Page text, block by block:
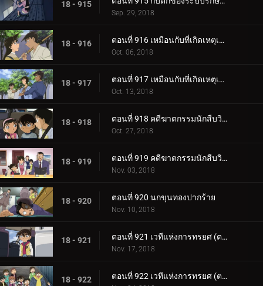
18 - 915
Sep. 29, 2018
18 - 916 ตอนที่ 916 เหมือนกับที่เกิดเหตุเมื่อ 17 ปีก่อน (ตอนแรก)
Oct. 06, 2018
18 - 917 ตอนที่ 917 เหมือนกับที่เกิดเหตุเมื่อ 17 ปีก่อน (ตอนจบ)
Oct. 13, 2018
18 - 918 ตอนที่ 918 คดีฆาตกรรมนักสืบวิญญาณ (ตอนแรก)
Oct. 27, 2018
18 - 919 ตอนที่ 919 คดีฆาตกรรมนักสืบวิญญาณ (ตอนจบ)
Nov. 03, 2018
18 - 920 ตอนที่ 920 นกขุนทองปากร้าย
Nov. 10, 2018
18 - 921 ตอนที่ 921 เวทีแห่งการทรยศ (ตอนแรก)
Nov. 17, 2018
18 - 922 ตอนที่ 922 เวทีแห่งการทรยศ (ตอนจบ)